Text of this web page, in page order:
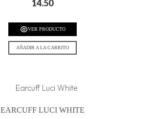
14.50
VER PRODUCTO
AÑADIR A LA CARRITO
EARCUFF LUCI WHITE